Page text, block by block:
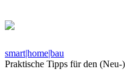
smart|home|bau
Praktische Tipps für den (Neu-